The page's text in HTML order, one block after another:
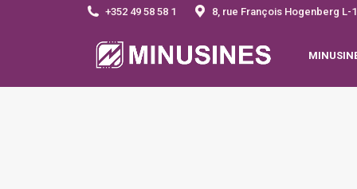
+352 49 58 58 1 8, rue François Hogenberg L-